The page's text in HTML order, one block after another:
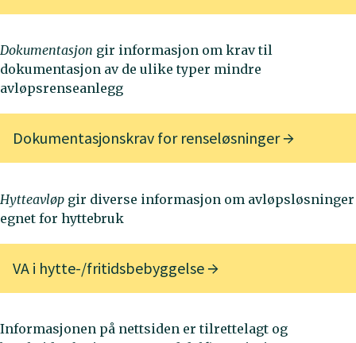
Dokumentasjon gir informasjon om krav til
dokumentasjon av de ulike typer mindre
avløpsrenseanlegg
Dokumentasjonskrav for renseløsninger
Hytteavløp gir diverse informasjon om avløpsløsninger
egnet for hyttebruk
VA i hytte-/fritidsbebyggelse
Informasjonen på nettsiden er tilrettelagt og